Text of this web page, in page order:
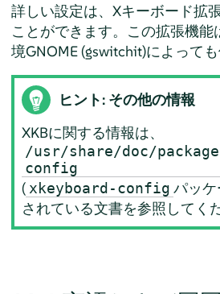
詳しい設定は、Xキーボード拡
ことができます。この拡張機能
境GNOME (gswitchit)によっても
ヒント: その他の情報
XKBに関する情報は、
/usr/share/doc/
config
( xkeyboard-config パッ
されている文書を参照してく